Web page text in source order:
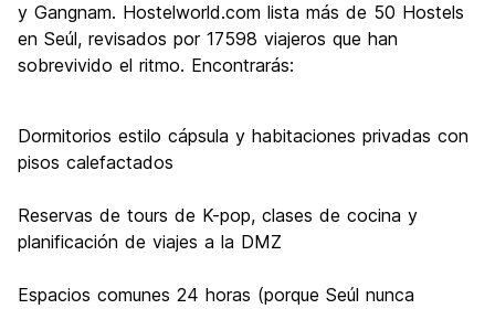
y Gangnam. Hostelworld.com lista más de 50 Hostels
en Seúl, revisados por 17598 viajeros que han
sobrevivido el ritmo. Encontrarás:
Dormitorios estilo cápsula y habitaciones privadas con
pisos calefactados
Reservas de tours de K-pop, clases de cocina y
planificación de viajes a la DMZ
Espacios comunes 24 horas (porque Seúl nunca